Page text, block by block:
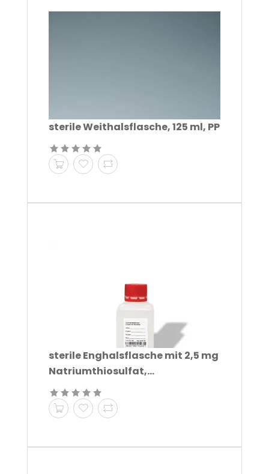
sterile Weithalsflasche, 125 ml, PP
sterile Enghalsflasche mit 2,5 mg
Natriumthiosulfat,...